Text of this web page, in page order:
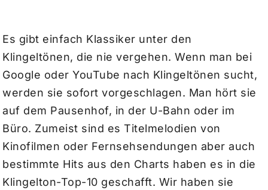
Es gibt einfach Klassiker unter den
Klingeltönen, die nie vergehen. Wenn man bei
Google oder YouTube nach Klingeltönen sucht,
werden sie sofort vorgeschlagen. Man hört sie
auf dem Pausenhof, in der U-Bahn oder im
Büro. Zumeist sind es Titelmelodien von
Kinofilmen oder Fernsehsendungen aber auch
bestimmte Hits aus den Charts haben es in die
Klingelton-Top-10 geschafft. Wir haben sie